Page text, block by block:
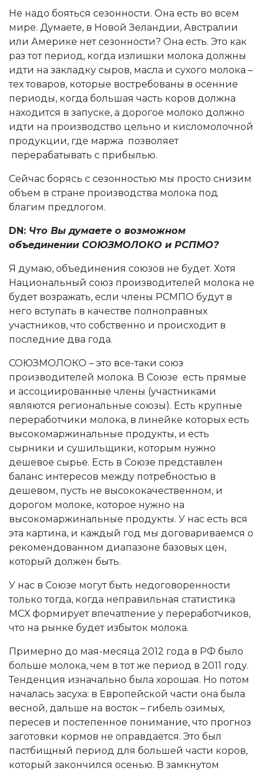
Не надо бояться сезонности. Она есть во всем
мире. Думаете, в Новой Зеландии, Австралии
или Америке нет сезонности? Она есть. Это как
раз тот период, когда излишки молока должны
идти на закладку сыров, масла и сухого молока –
тех товаров, которые востребованы в осенние
периоды, когда большая часть коров должна
находится в запуске, а дорогое молоко должно
идти на производство цельно и кисломолочной
продукции, где маржа позволяет
перерабатывать с прибылью.
Сейчас борясь с сезонностью мы просто снизим
объем в стране производства молока под
благим предлогом.
DN: Что Вы думаете о возможном
объединении СОЮЗМОЛОКО и РСПМО?
Я думаю, объединения союзов не будет. Хотя
Национальный союз производителей молока не
будет возражать, если члены РСМПО будут в
него вступать в качестве полноправных
участников, что собственно и происходит в
последние два года.
СОЮЗМОЛОКО – это все-таки союз
производителей молока. В Союзе есть прямые
и ассоциированные члены (участниками
являются региональные союзы). Есть крупные
переработчики молока, в линейке которых есть
высокомаржинальные продукты, и есть
сырники и сушильщики, которым нужно
дешевое сырье. Есть в Союзе представлен
баланс интересов между потребностью в
дешевом, пусть не высококачественном, и
дорогом молоке, которое нужно на
высокомаржинальные продукты. У нас есть вся
эта картина, и каждый год мы договариваемся о
рекомендованном диапазоне базовых цен,
который должен быть.
У нас в Союзе могут быть недоговоренности
только тогда, когда неправильная статистика
МСХ формирует впечатление у переработчиков,
что на рынке будет избыток молока.
Примерно до мая-месяца 2012 года в РФ было
больше молока, чем в тот же период в 2011 году.
Тенденция изначально была хорошая. Но потом
началась засуха: в Европейской части она была
весной, дальше на восток – гибель озимых,
пересев и постепенное понимание, что прогноз
заготовки кормов не оправдается. Это был
пастбищный период для большей части коров,
который закончился осенью. В замкнутом